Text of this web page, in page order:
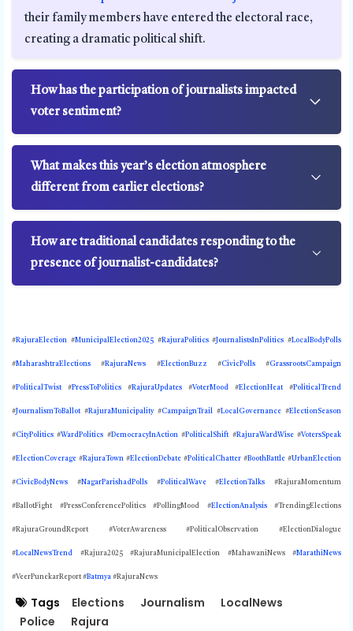
their family members have entered the electoral race,
creating a dramatic political shift.
How has the participation of journalists impacted
voter sentiment?
What makes this year’s election atmosphere
different from earlier elections?
How are traditional candidates responding to the
presence of journalist-candidates?
#RajuraElection #MunicipalElection2025#RajuraPolitics# JournalistsInPolitics #LocalBodyPolls
#MaharashtraElections #RajuraNews #ElectionBuzz #CivicPolls#GrassrootsCampaign
#PoliticalTwist#PressToPolitics #RajuraUpdates #VoterMood #ElectionHeat#PoliticalTrend
# JournalismToBallot#RajuraMunicipality#CampaignTrail #LocalGovernance #ElectionSeason
#CityPolitics #WardPolitics #DemocracyInAction#PoliticalShift#RajuraWardWise#VotersSpeak
#ElectionCoverage #RajuraTown #ElectionDebate #PoliticalChatter #BoothBattle #UrbanElection
#CivicBodyNews #NagarParishadPolls#PoliticalWave#ElectionTalks #RajuraMomentum
#BallotFight #PressConferencePolitics #PollingMood #ElectionAnalysis#TrendingElections
#RajuraGroundReport #VoterAwareness #PoliticalObservation #ElectionDialogue
#LocalNewsTrend #Rajura2025 #RajuraMunicipalElection #MahawaniNews #MarathiNews
#VeerPunekarReport #Batmya #RajuraNews
Tags Elections Journalism
LocalNews
Police
Rajura